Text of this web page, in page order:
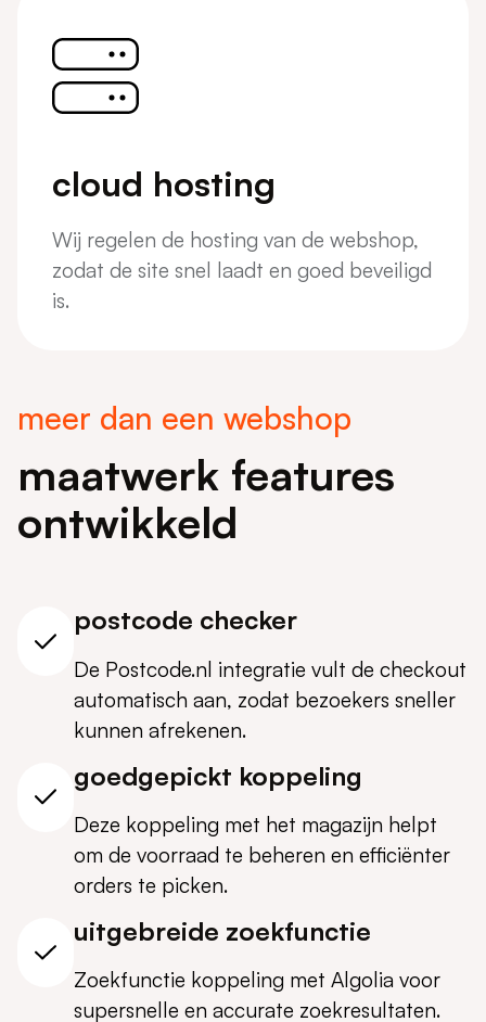
cloud hosting
Wij regelen de hosting van de webshop,
zodat de site snel laadt en goed beveiligd
is.
meer dan een webshop
maatwerk features
ontwikkeld
postcode checker
De Postcode.nl integratie vult de checkout
automatisch aan, zodat bezoekers sneller
kunnen afrekenen.
goedgepickt koppeling
Deze koppeling met het magazijn helpt
om de voorraad te beheren en efficiënter
orders te picken.
uitgebreide zoekfunctie
Zoekfunctie koppeling met Algolia voor
supersnelle en accurate zoekresultaten.